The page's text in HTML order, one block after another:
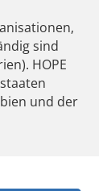
sind
HOPE
und der